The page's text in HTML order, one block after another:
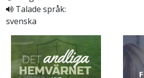
Talade språk:
svenska